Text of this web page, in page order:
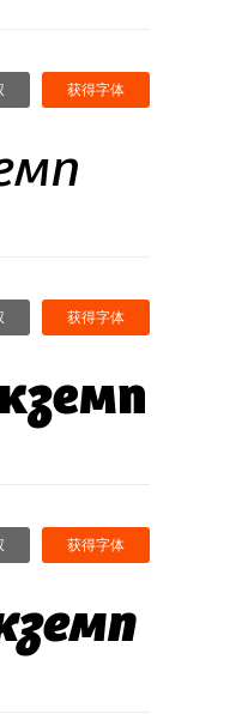
获得字体
获得字体
获得字体